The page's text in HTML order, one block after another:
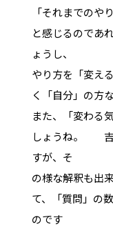
「それまでのや
と感じるのであ
ょうし、
やり方を「変え
く「自分」の方
また、「変わる
しょうね。 吉
すが、そ
の様な解釈も出
て、「質問」の
のです